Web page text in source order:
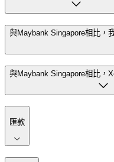
與Maybank Singapore相比，
與Maybank Singapore相比，
匯款